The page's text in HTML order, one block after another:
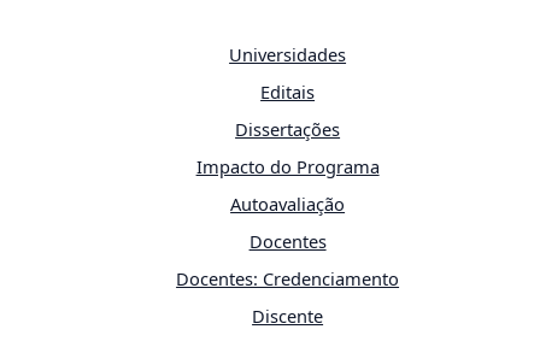
Universidades
Editais
Dissertações
Impacto do Programa
Autoavaliação
Docentes
Docentes: Credenciamento
Discente